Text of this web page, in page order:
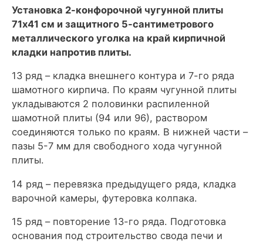
Установка 2-конфорочной чугунной плиты
71х41 см и защитного 5-сантиметрового
металлического уголка на край кирпичной
кладки напротив плиты.
13 ряд – кладка внешнего контура и 7-го ряда
шамотного кирпича. По краям чугунной плиты
укладываются 2 половинки распиленной
шамотной плиты (94 или 96), раствором
соединяются только по краям. В нижней части –
пазы 5-7 мм для свободного хода чугунной
плиты.
14 ряд – перевязка предыдущего ряда, кладка
варочной камеры, футеровка колпака.
15 ряд – повторение 13-го ряда. Подготовка
основания под строительство свода печи и